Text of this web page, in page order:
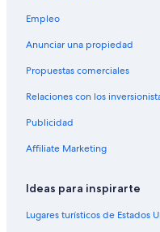
Hoteles 3 estrellas en
Hoteles 4 estrellas en
Apart-Hoteles en Mar
B&B en Mar del Plata
Cabañas en Mar del Plata
Casas vacacionales en
Hostales en Mar del Plata
Hoteles con casino en
Empleo
Anunciar una propiedad
Propuestas comerciales
Relaciones con los
Publicidad
Affiliate Marketing
Ideas para inspirarte
Lugares turísticos de Estados